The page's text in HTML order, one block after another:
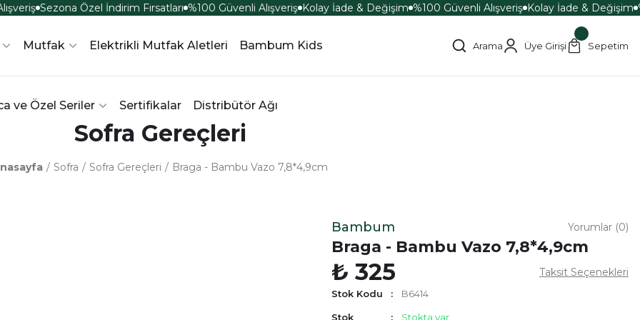
Sezona Özel İndirim Fırsatları %100 Güvenli Alışveriş Kolay İade & Değişim %100 Güvenli Alışveriş Kolay İade & Değişim
Mutfak Elektrikli Mutfak Aletleri Bambum Kids
ve Özel Seriler Sertifikalar Distribütör Ağı
Arama Üye Girişi Sepetim
Sofra Gereçleri
Sofra Sofra Gereçleri Braga - Bambu Vazo 7,8*4,9cm
Bambum Yorumlar (0)
Braga - Bambu Vazo 7,8*4,9cm
₺ 325 Taksit Seçenekleri
Stok Kodu B6414
Stok
Stokta var